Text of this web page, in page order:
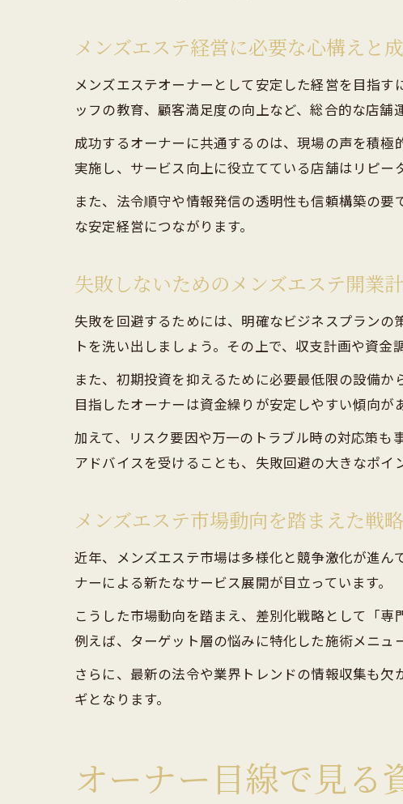
メンズエステ経営に必要な心構えと
メンズエステオーナーとして安定した経営を目指
ッフの教育、顧客満足度の向上など、総合的な店舗
成功するオーナーに共通するのは、現場の声を積
実施し、サービス向上に役立てている店舗はリピー
また、法令順守や情報発信の透明性も信頼構築の
な安定経営につながります。
失敗しないためのメンズエステ開業
失敗を回避するためには、明確なビジネスプラン
トを洗い出しましょう。その上で、収支計画や資金
また、初期投資を抑えるために必要最低限の設備
目指したオーナーは資金繰りが安定しやすい傾向が
加えて、リスク要因や万一のトラブル時の対応策
アドバイスを受けることも、失敗回避の大きなポイ
メンズエステ市場動向を踏まえた戦
近年、メンズエステ市場は多様化と競争激化が進
ナーによる新たなサービス展開が目立っています。
こうした市場動向を踏まえ、差別化戦略として「専
例えば、ターゲット層の悩みに特化した施術メニュ
さらに、最新の法令や業界トレンドの情報収集も
ギとなります。
オーナー目線で見る